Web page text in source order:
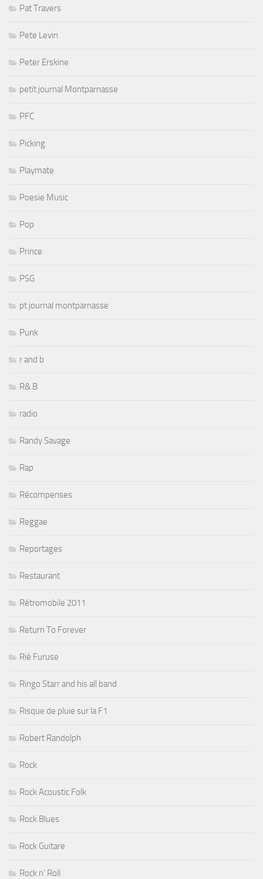
Pat Travers
Pete Levin
Peter Erskine
petit journal Montparnasse
PFC
Picking
Playmate
Poesie Music
Pop
Prince
PSG
pt journal montparnasse
Punk
r and b
R& B
radio
Randy Savage
Rap
Récompenses
Reggae
Reportages
Restaurant
Rétromobile 2011
Return To Forever
Rié Furuse
Ringo Starr and his all band
Risque de pluie sur la F1
Robert Randolph
Rock
Rock Acoustic Folk
Rock Blues
Rock Guitare
Rock n' Roll